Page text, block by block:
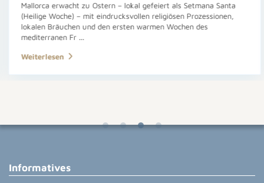
Mallorca erwacht zu Ostern – lokal gefeiert als Setmana Santa
(Heilige Woche) – mit eindrucksvollen religiösen Prozessionen,
lokalen Bräuchen und den ersten warmen Wochen des
mediterranen Fr...
Weiterlesen
Informatives